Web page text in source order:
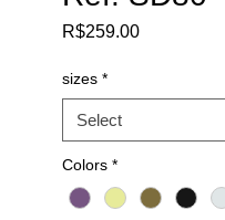
R$259.00Price
sizes *
Colors *